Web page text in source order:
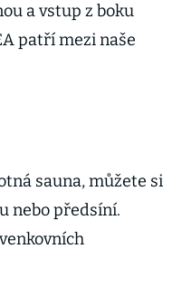
a vstup z boku
patří mezi naše
sauna, můžete si
nebo předsíní.